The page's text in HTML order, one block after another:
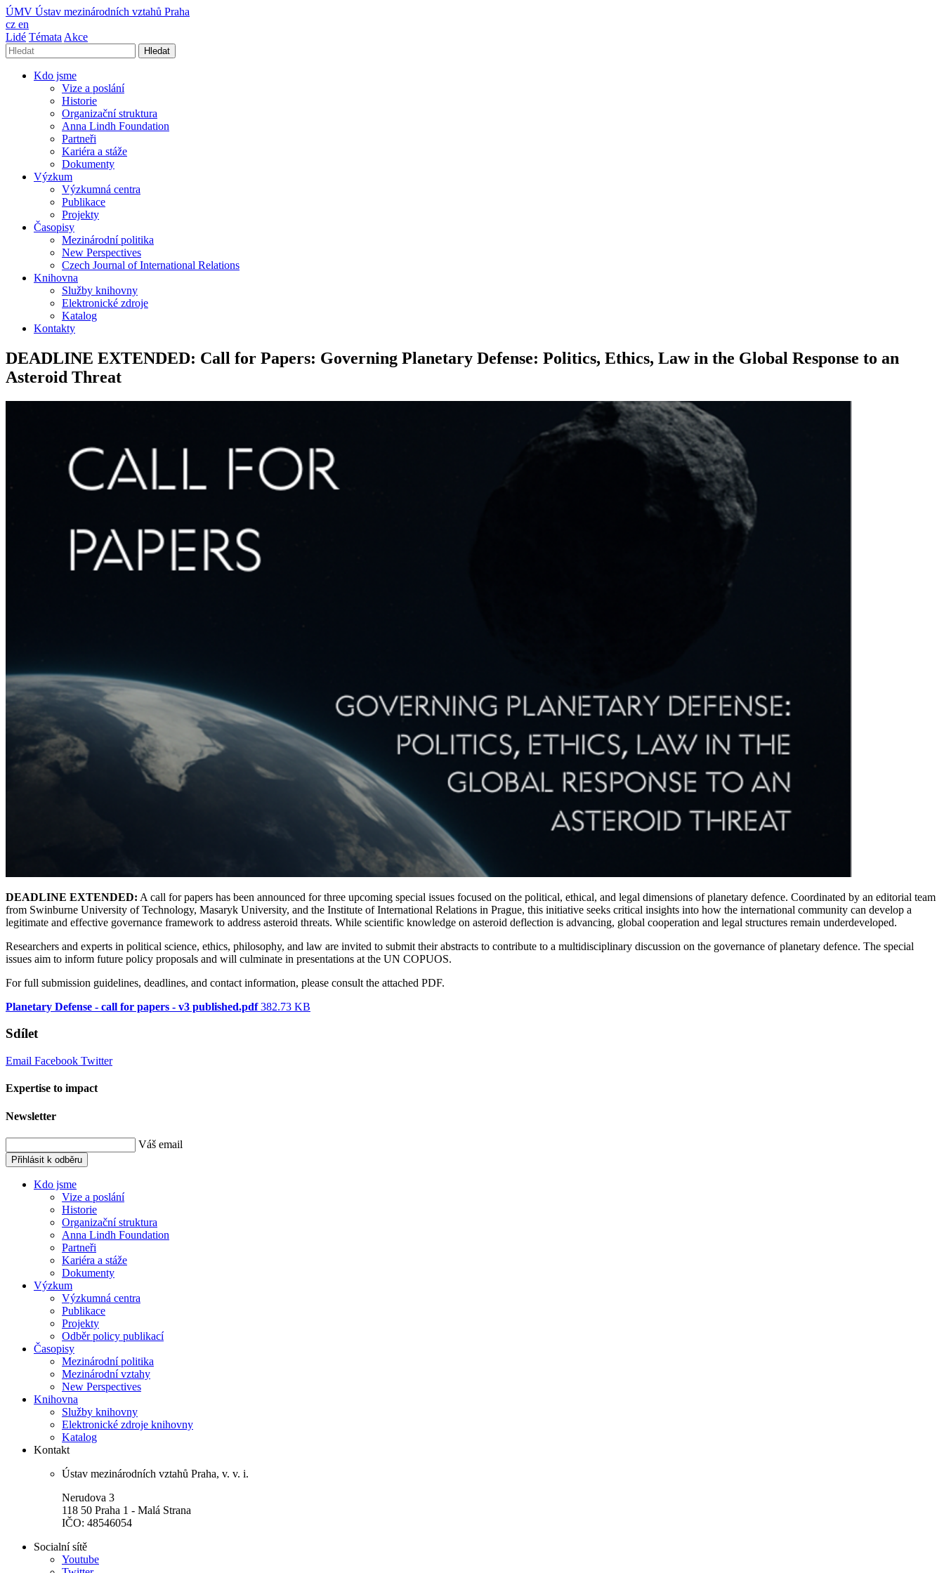
ÚMV Ústav mezinárodních vztahů Praha
cz en
Lidé Témata Akce
Hledat
Kdo jsme
Vize a poslání
Historie
Organizační struktura
Anna Lindh Foundation
Partneři
Kariéra a stáže
Dokumenty
Výzkum
Výzkumná centra
Publikace
Projekty
Časopisy
Mezinárodní politika
New Perspectives
Czech Journal of International Relations
Knihovna
Služby knihovny
Elektronické zdroje
Katalog
Kontakty
DEADLINE EXTENDED: Call for Papers: Governing Planetary Defense: Politics, Ethics, Law in the Global Response to an
Asteroid Threat
DEADLINE EXTENDED: A call for papers has been announced for three upcoming special issues focused on the political, ethical, and legal dimensions of planetary defence. Coordinated by an editorial team
from Swinburne University of Technology, Masaryk University, and the Institute of International Relations in Prague, this initiative seeks critical insights into how the international community can develop a
legitimate and effective governance framework to address asteroid threats. While scientific knowledge on asteroid deflection is advancing, global cooperation and legal structures remain underdeveloped.
Researchers and experts in political science, ethics, philosophy, and law are invited to submit their abstracts to contribute to a multidisciplinary discussion on the governance of planetary defence. The special
issues aim to inform future policy proposals and will culminate in presentations at the UN COPUOS.
For full submission guidelines, deadlines, and contact information, please consult the attached PDF.
Planetary Defense - call for papers - v3 published.pdf 382.73 KB
Sdílet
Email Facebook Twitter
Expertise to impact
Newsletter
Váš email
Přihlásit k odběru
Kdo jsme
Vize a poslání
Historie
Organizační struktura
Anna Lindh Foundation
Partneři
Kariéra a stáže
Dokumenty
Výzkum
Výzkumná centra
Publikace
Projekty
Odběr policy publikací
Časopisy
Mezinárodní politika
Mezinárodní vztahy
New Perspectives
Knihovna
Služby knihovny
Elektronické zdroje knihovny
Katalog
Kontakt
Ústav mezinárodních vztahů Praha, v. v. i.
Nerudova 3
118 50 Praha 1 - Malá Strana
IČO: 48546054
Socialní sítě
Youtube